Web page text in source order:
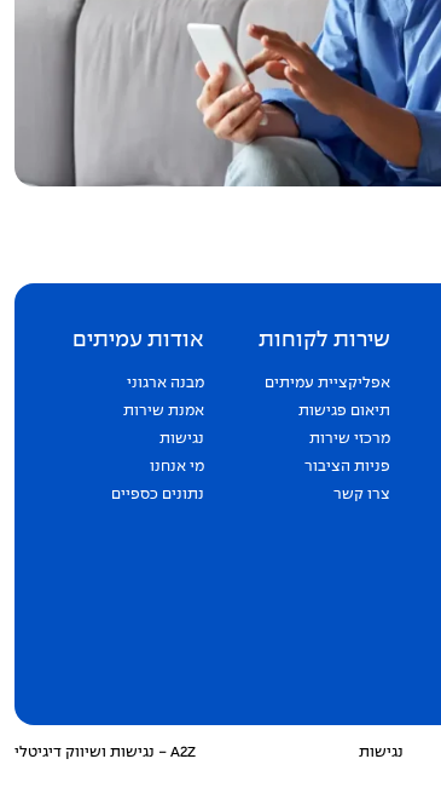
שירות לקוחות
אפליקציית עמיתים
תיאום פגישות
מרכזי שירות
פניות הציבור
צרו קשר
אודות עמיתים
מבנה ארגוני
אמנת שירות
נגישות
מי אנחנו
נתונים כספיים
נגישות A2Z - נגישות ושיווק דיגיטלי